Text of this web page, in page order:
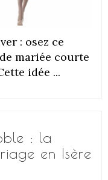
: osez ce
mariée courte
idée ...
: la
en Isère